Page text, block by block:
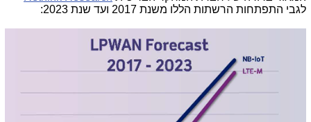
לגבי התפתחות הרשתות הללו משנת 2017 ועד שנת 2023: